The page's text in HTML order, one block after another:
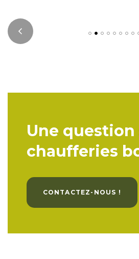
Une question
chaufferies
CONTACTEZ-NOUS !